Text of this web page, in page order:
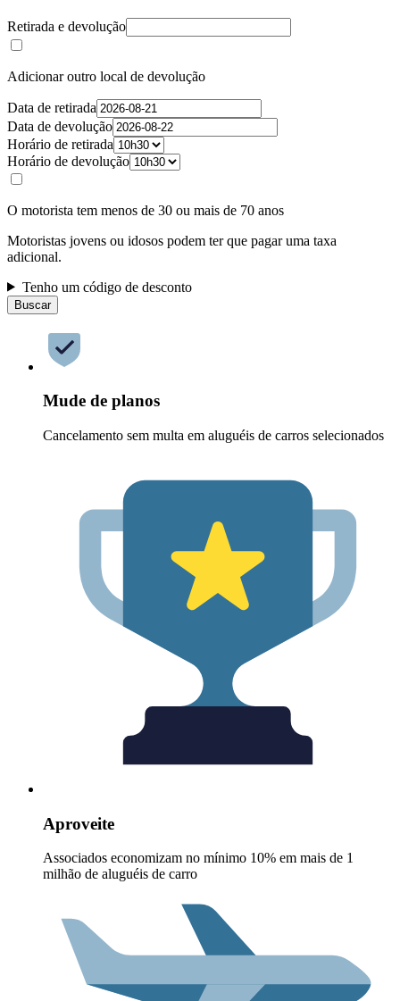
Retirada e devolução
Adicionar outro local de devolução
Data de retirada
Data de devolução
Horário de retirada
Horário de devolução
O motorista tem menos de 30 ou mais de 70 anos
Motoristas jovens ou idosos podem ter que pagar uma taxa
adicional.
Tenho um código de desconto
Buscar
Mude de planos
Cancelamento sem multa em aluguéis de carros selecionados
Aproveite
Associados economizam no mínimo 10% em mais de 1
milhão de aluguéis de carro